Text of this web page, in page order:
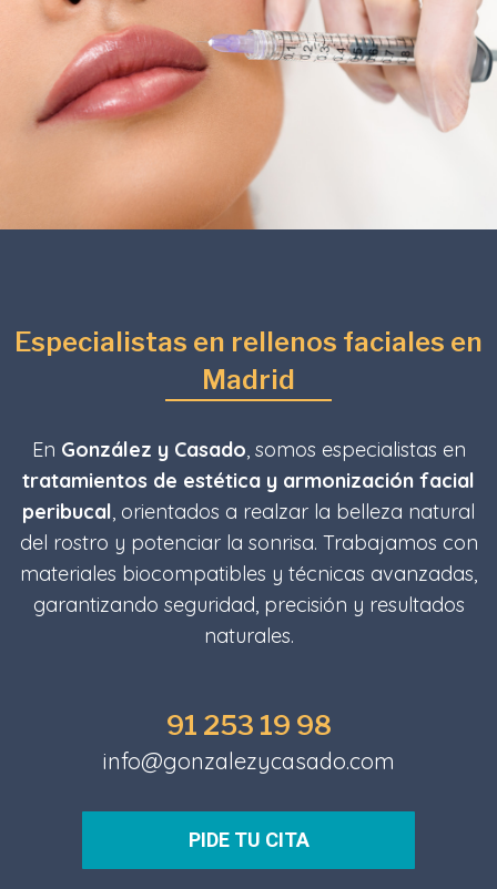
Especialistas en rellenos faciales en
Madrid
En González y Casado, somos especialistas en
tratamientos de estética y armonización facial
peribucal, orientados a realzar la belleza natural
del rostro y potenciar la sonrisa. Trabajamos con
materiales biocompatibles y técnicas avanzadas,
garantizando seguridad, precisión y resultados
naturales.
91 253 19 98
info@gonzalezycasado.com
PIDE TU CITA